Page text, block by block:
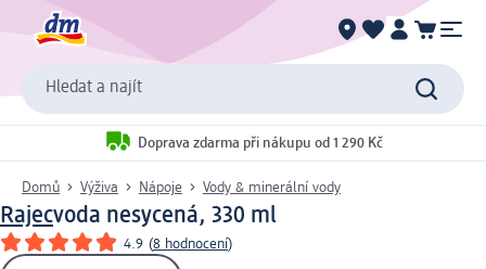
Hledat a najít
Doprava zdarma při nákupu od 1 290 Kč
Domů Výživa Nápoje Vody & minerální vody
Rajecvoda nesycená, 330 ml
4.9 (8 hodnocení)